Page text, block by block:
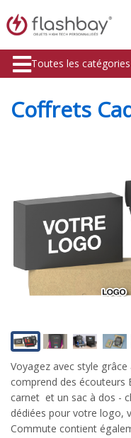
Toutes les catégories
Coffrets
Voyagez avec style
comprend des
carnet et un sac à dos -
dédiées pour votre logo,
Commute contient